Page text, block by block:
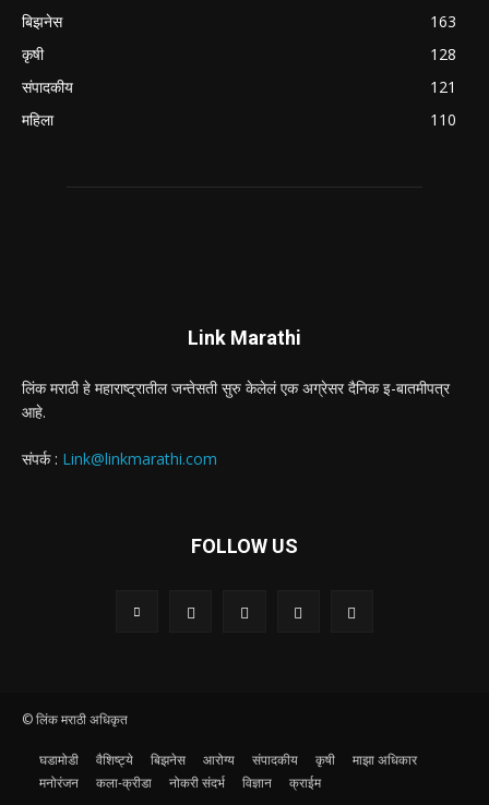
बिझनेस
163
कृषी
128
संपादकीय
121
महिला
110
Link Marathi
लिंक मराठी हे महाराष्ट्रातील जन्तेसती सुरु केलेलं एक अग्रेसर दैनिक इ-बातमीपत्र
आहे.
संपर्क : Link@linkmarathi.com
FOLLOW US
© लिंक मराठी अधिकृत
घडामोडी वैशिष्ट्ये बिझनेस आरोग्य संपादकीय कृषी
माझा अधिकार
मनोरंजन
कला-क्रीडा नोकरी संदर्भ विज्ञान क्राईम